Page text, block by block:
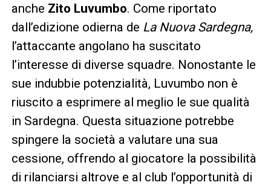
anche Zito Luvumbo. Come riportato
dall’edizione odierna de La Nuova Sardegna,
l’attaccante angolano ha suscitato
l’interesse di diverse squadre. Nonostante le
sue indubbie potenzialità, Luvumbo non è
riuscito a esprimere al meglio le sue qualità
in Sardegna. Questa situazione potrebbe
spingere la società a valutare una sua
cessione, offrendo al giocatore la possibilità
di rilanciarsi altrove e al club l’opportunità di